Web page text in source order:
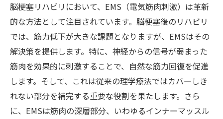
楽トレがもたらす筋力回復のメカニズム
神奈川県で実践される楽トレプログラム
短時間で成果を上げる楽トレの秘密
楽トレとEMSの相乗効果を徹底解説
リハビリの未来を拓く楽トレの可能性
神奈川県のリハビリ施設で感じる楽トレの
効果
脳梗塞リハビリにおいて、EMS（電気筋肉刺激）は革新
的な方法として注目されています。脳梗塞後のリハビリ
では、筋力低下が大きな課題となりますが、EMSはその
解決策を提供します。特に、神経からの信号が弱まった
筋肉を効果的に刺激することで、自然な筋力回復を促進
します。そして、これは従来の理学療法ではカバーしき
れない部分を補完する重要な役割を果たします。さら
に、EMSは筋肉の深層部分、いわゆるインナーマッスル